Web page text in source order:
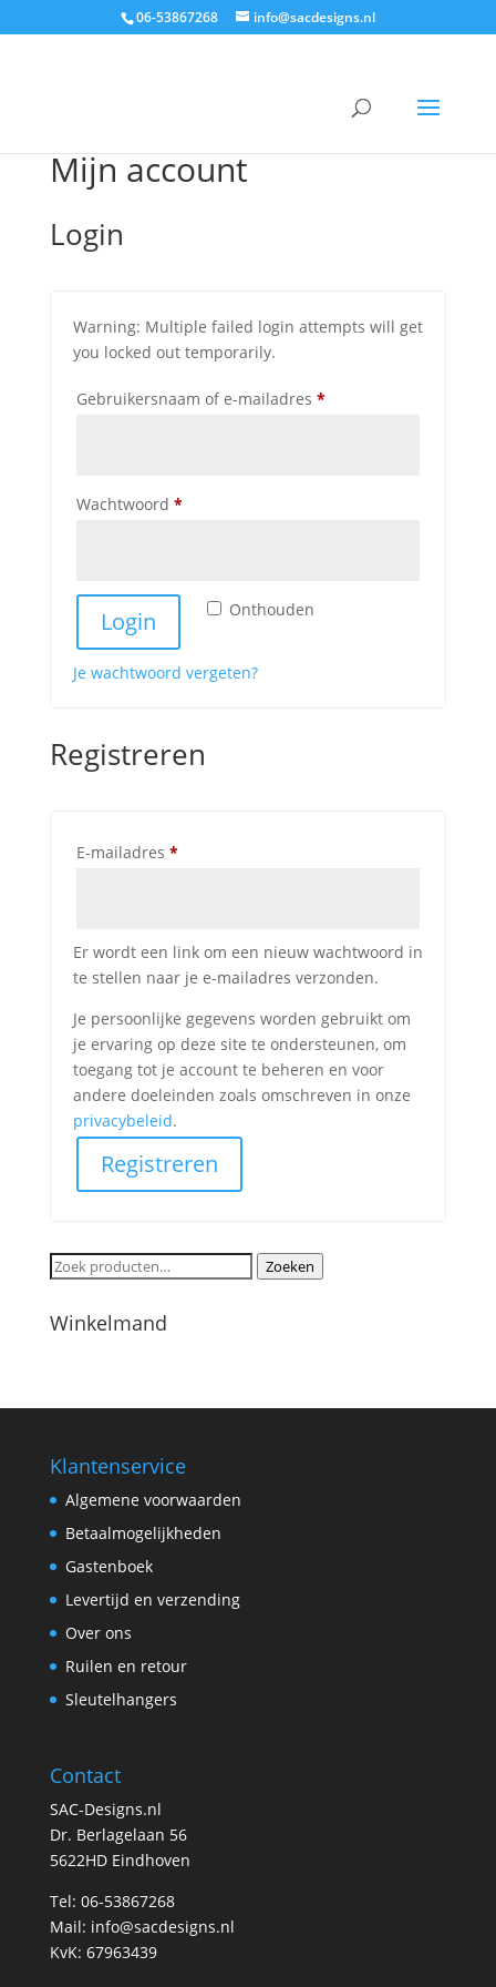
06-53867268 info@sacdesigns.nl
Mijn account
Login
Warning: Multiple failed login attempts will get
you locked out temporarily.
Gebruikersnaam of e-mailadres *Vereist
Wachtwoord *Vereist
Onthouden
Login
Je wachtwoord vergeten?
Registreren
E-mailadres *Vereist
Er wordt een link om een nieuw wachtwoord in
te stellen naar je e-mailadres verzonden.
Je persoonlijke gegevens worden gebruikt om
je ervaring op deze site te ondersteunen, om
toegang tot je account te beheren en voor
andere doeleinden zoals omschreven in onze
privacybeleid.
Registreren
Zoeken
Zoeken
Winkelmand
Klantenservice
Algemene voorwaarden
Betaalmogelijkheden
Gastenboek
Levertijd en verzending
Over ons
Ruilen en retour
Sleutelhangers
Contact
SAC-Designs.nl
Dr. Berlagelaan 56
5622HD Eindhoven
Tel: 06-53867268
Mail: info@sacdesigns.nl
KvK: 67963439